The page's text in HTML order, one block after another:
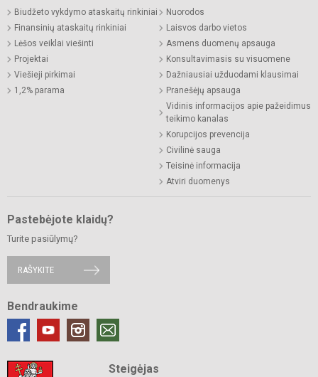
Biudžeto vykdymo ataskaitų rinkiniai
Finansinių ataskaitų rinkiniai
Lėšos veiklai viešinti
Projektai
Viešieji pirkimai
1,2% parama
Nuorodos
Laisvos darbo vietos
Asmens duomenų apsauga
Konsultavimasis su visuomene
Dažniausiai užduodami klausimai
Pranešėjų apsauga
Vidinis informacijos apie pažeidimus
teikimo kanalas
Korupcijos prevencija
Civilinė sauga
Teisinė informacija
Atviri duomenys
Pastebėjote klaidų?
Turite pasiūlymų?
RAŠYKITE
Bendraukime
Steigėjas